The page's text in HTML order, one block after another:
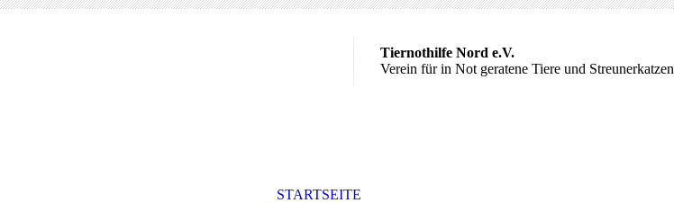
Tiernothilfe Nord e.V.
Verein für in Not geratene Tiere und Streunerkatzen
STARTSEITE